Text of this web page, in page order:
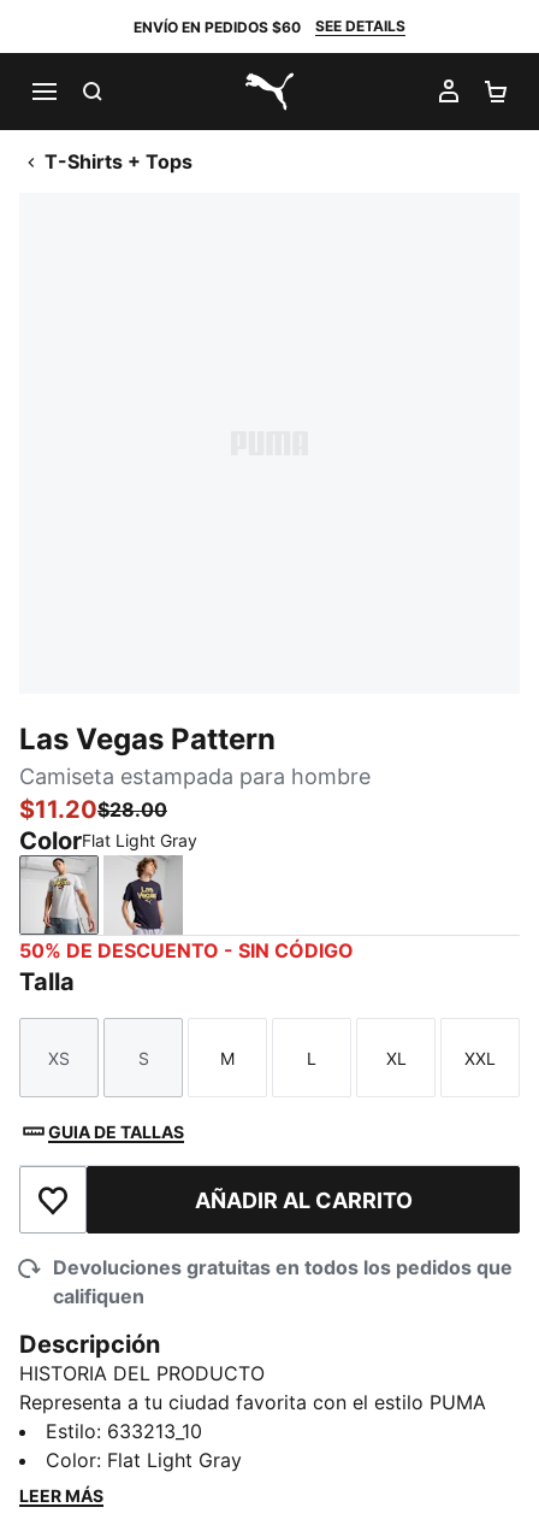
ENVÍO EN PEDIDOS $60 SEE DETAILS
PUMA.com
MI
T-Shirts + Tops
Las Vegas Pattern
Camiseta estampada para hombre
$11.20$28.00
ColorFlat Light Gray
Flat Light GrayNew Navy
50% DE DESCUENTO - SIN CÓDIGO
Talla
Talla
XS
Talla
S
Talla
M
Talla
L
Talla
XL
Talla
XXL
GUIA DE TALLAS
Añadir a la lista de deseosAÑADIR AL CARRITO
Devoluciones gratuitas en todos los pedidos que
califiquen
Descripción
HISTORIA DEL PRODUCTO
Representa a tu ciudad favorita con el estilo PUMA
con esta camiseta, confeccionada en algodón 100 %
para un ajuste cómodo. Los gráficos de Las Vegas le
dan a esta camiseta su aspecto característico,
Estilo: 633213_10
Color: Flat Light Gray
LEER MÁS